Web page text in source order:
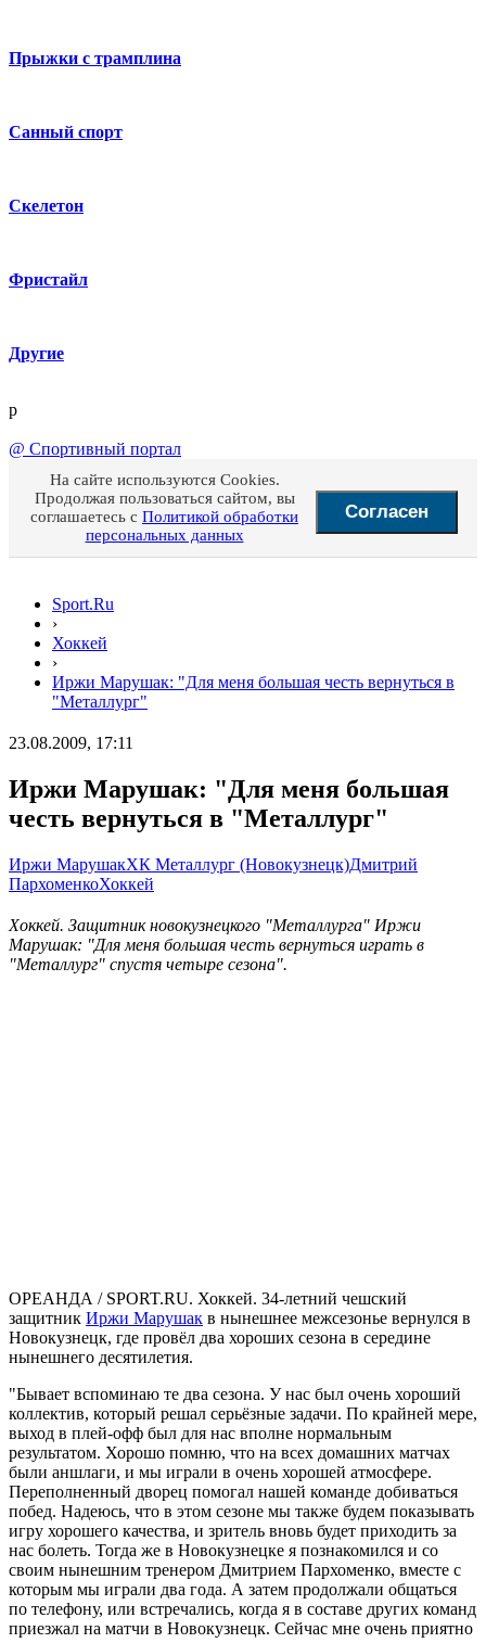
Прыжки с трамплина
Санный спорт
Скелетон
Фристайл
Другие
p
@ Спортивный портал
На сайте используются Cookies.
Продолжая пользоваться сайтом, вы
соглашаетесь с Политикой обработки
персональных данных
Согласен
Sport.Ru
›
Хоккей
›
Иржи Марушак: "Для меня большая честь вернуться в
"Металлург"
23.08.2009, 17:11
Иржи Марушак: "Для меня большая
честь вернуться в "Металлург"
Иржи МарушакХК Металлург (Новокузнецк)Дмитрий
ПархоменкоХоккей
Хоккей. Защитник новокузнецкого "Металлурга" Иржи
Марушак: "Для меня большая честь вернуться играть в
"Металлург" спустя четыре сезона".
ОРЕАНДА / SPORT.RU. Хоккей. 34-летний чешский
защитник Иржи Марушак в нынешнее межсезонье вернулся в
Новокузнецк, где провёл два хороших сезона в середине
нынешнего десятилетия.
"Бывает вспоминаю те два сезона. У нас был очень хороший
коллектив, который решал серьёзные задачи. По крайней мере,
выход в плей-офф был для нас вполне нормальным
результатом. Хорошо помню, что на всех домашних матчах
были аншлаги, и мы играли в очень хорошей атмосфере.
Переполненный дворец помогал нашей команде добиваться
побед. Надеюсь, что в этом сезоне мы также будем показывать
игру хорошего качества, и зритель вновь будет приходить за
нас болеть. Тогда же в Новокузнецке я познакомился и со
своим нынешним тренером Дмитрием Пархоменко, вместе с
которым мы играли два года. А затем продолжали общаться
по телефону, или встречались, когда я в составе других команд
приезжал на матчи в Новокузнецк. Сейчас мне очень приятно